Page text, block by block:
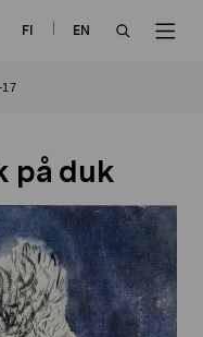
FI
EN
på duk